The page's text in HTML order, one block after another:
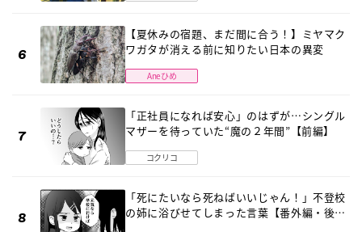
【夏休みの宿題、まだ間に合う！】ミヤマク
ワガタが消える前に知りたい日本の異変
Aneひめ
「正社員になれば安心」のはずが…シングル
マザーを待っていた“魔の２年間”【前編】
コクリコ
「死にたいなら死ねばいいじゃん！」不登校
の姉に浴びせてしまった言葉【番外編・後